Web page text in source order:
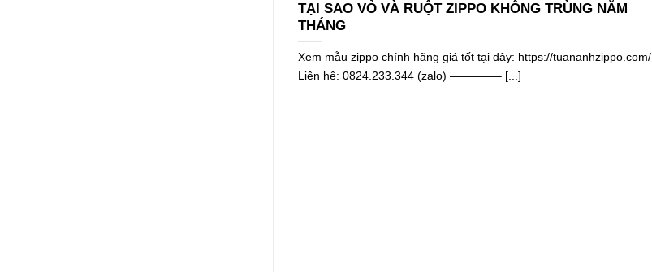
TẠI SAO VỎ VÀ RUỘT ZIPPO KHÔNG TRÙNG NĂM
THÁNG
Xem mẫu zippo chính hãng giá tốt tại đây: https://tuananhzippo.com/
Liên hê: 0824.233.344 (zalo) ————– [...]